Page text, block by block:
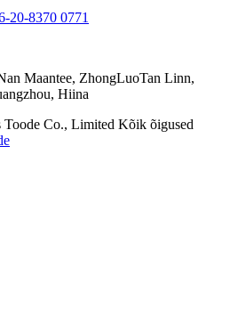
20-8370 0771
Maantee, ZhongLuoTan Linn,
Hiina
Co., Limited Kõik õigused